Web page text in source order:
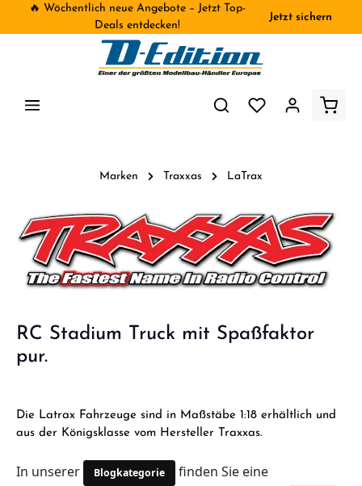
🔥 Wöchentlich neue Angebote – Jetzt Top-
Deals entdecken!
Jetzt sichern
Marken Traxxas LaTrax
RC Stadium Truck mit Spaßfaktor
pur.
Die Latrax Fahrzeuge sind in Maßstäbe 1:18 erhältlich und
aus der Königsklasse vom Hersteller Traxxas.
In unserer Blogkategorie
finden Sie eine